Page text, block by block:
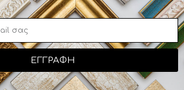
ΕΓΓΡΑΦΗ